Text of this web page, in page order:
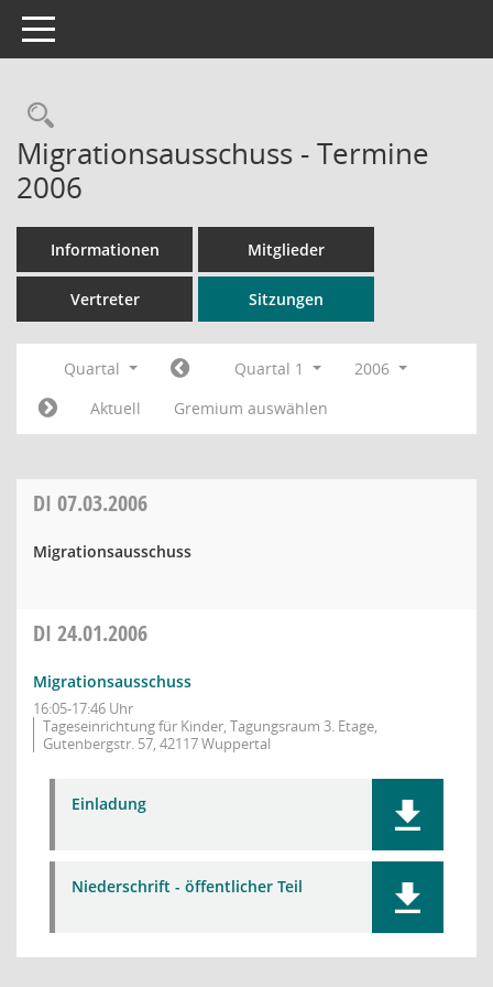
Toggle navigation
Rechercheauswahl
Migrationsausschuss - Termine
2006
Informationen Mitglieder
Vertreter Sitzungen
Quartal Quartal 1
2006
Aktuell
Gremium auswählen
DI 07.03.2006
Migrationsausschuss
DI 24.01.2006
Migrationsausschuss
16:05-17:46 Uhr
Tageseinrichtung für Kinder, Tagungsraum 3. Etage,
Gutenbergstr. 57, 42117 Wuppertal
Einladung
Niederschrift - öffentlicher Teil